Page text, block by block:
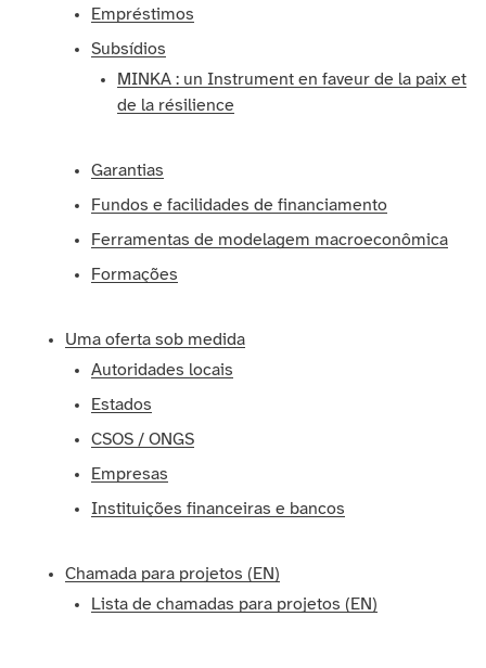
Empréstimos
Subsídios
MINKA : un Instrument en faveur de la paix et
de la résilience
Garantias
Fundos e facilidades de financiamento
Ferramentas de modelagem macroeconômica
Formações
Uma oferta sob medida
Autoridades locais
Estados
CSOS / ONGS
Empresas
Instituições financeiras e bancos
Chamada para projetos (EN)
Lista de chamadas para projetos (EN)